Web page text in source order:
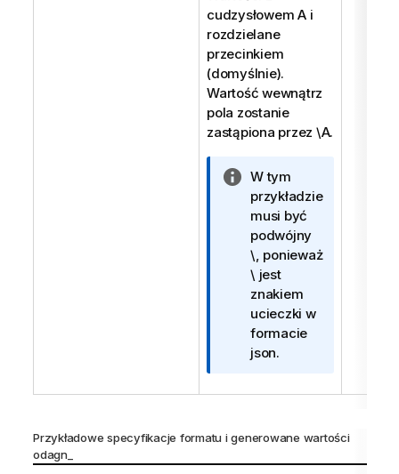
cudzysłowem A i
rozdzielane
przecinkiem
(domyślnie).
Wartość wewnątrz
pola zostanie
zastąpiona przez \A.
I
n
f
o
r
m
a
c
j
a
W tym
przykładzie
musi być
podwójny
\, ponieważ
\ jest
znakiem
ucieczki w
formacie
json.
Przykładowe specyfikacje formatu i generowane wartości
odagn_